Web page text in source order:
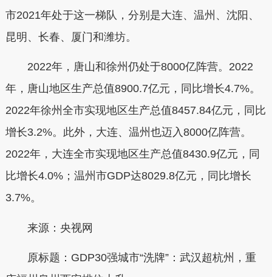
市2021年处于这一梯队，分别是大连、温州、沈阳、
昆明、长春、厦门和潍坊。
2022年，唐山和徐州仍处于8000亿阵营。2022
年，唐山地区生产总值8900.7亿元，同比增长4.7%。
2022年徐州全市实现地区生产总值8457.84亿元，同比
增长3.2%。此外，大连、温州也迈入8000亿阵营。
2022年，大连全市实现地区生产总值8430.9亿元，同
比增长4.0%；温州市GDP达8029.8亿元，同比增长
3.7%。
来源：央视网
原标题：GDP30强城市“洗牌”：武汉超杭州，重